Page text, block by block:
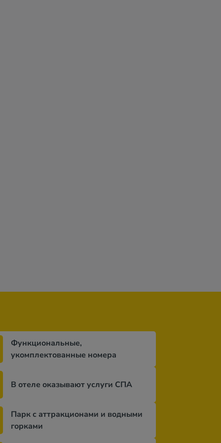
Функциональные,
укомплектованные номера
В отеле оказывают услуги СПА
Парк с аттракционами и водными
горками